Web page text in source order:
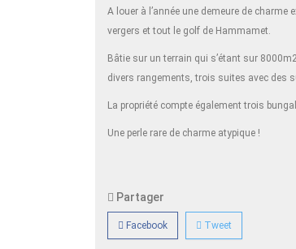
A louer à l’année une demeure de
vergers et tout le golf de Hammamet.
Bâtie sur un terrain qui s’étant sur
divers rangements, trois suites avec des
La propriété compte également trois
Une perle rare de charme atypique !
Partager
Facebook Tweet